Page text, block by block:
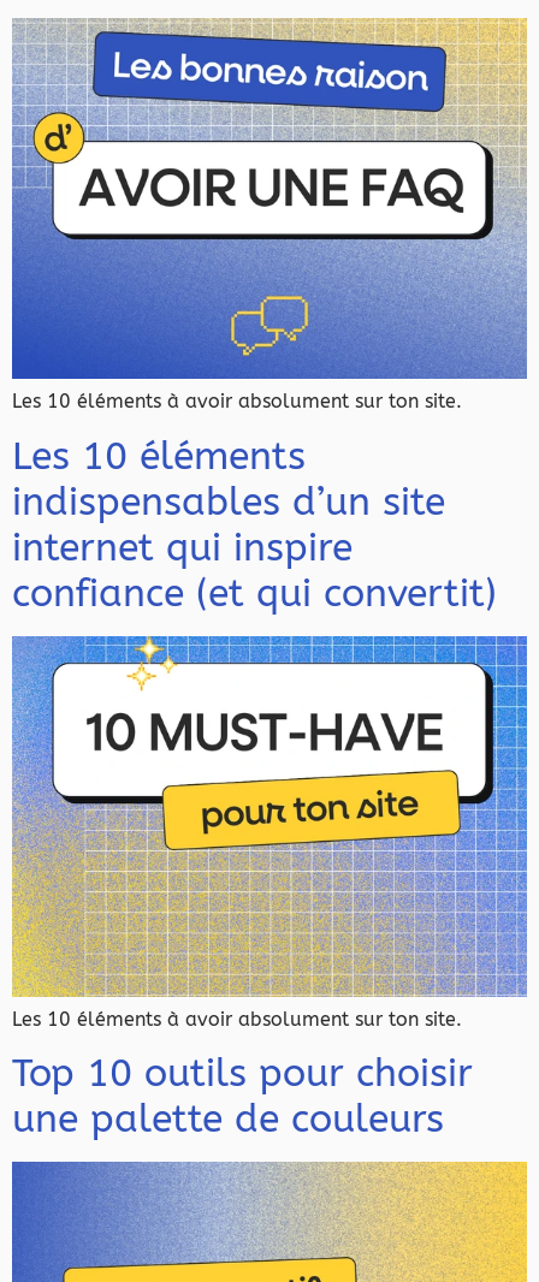
Les 10 éléments à avoir absolument sur ton site.
Les 10 éléments
indispensables d’un site
internet qui inspire
confiance (et qui convertit)
Les 10 éléments à avoir absolument sur ton site.
Top 10 outils pour choisir
une palette de couleurs